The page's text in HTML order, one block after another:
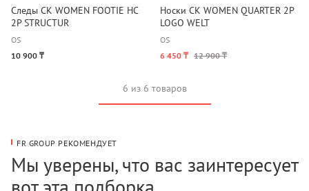
Следы CK WOMEN FOOTIE HC
2P STRUCTUR
OS
10 900 ₸
Носки CK WOMEN QUARTER 2P
LOGO WELT
OS
6 450 ₸ 12 900 ₸
6 из 6 товаров
FR GROUP РЕКОМЕНДУЕТ
Мы уверены, что вас заинтересует